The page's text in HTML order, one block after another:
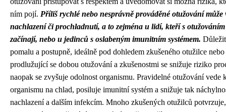
ním pojí. Příliš rychlé nebo nesprávně prováděné otužování může
nachlazení či prochladnutí, a to zejména u lidí, kteří s otužováním
začínají, nebo u jedinců s oslabeným imunitním systémem.
pomalu a postupně, ideálně pod dohledem zkušeného otužilce
prodlužující se dobou otužování a zkušenostmi se snižuje riziko
naopak se zvyšuje odolnost organismu. Pravidelné otužování vede
organismu na chlad, posiluje imunitní systém a snižuje tak
nachlazení a dalším infekcím. Mnoho zkušených otužilců